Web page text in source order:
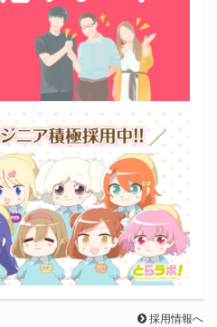
採用情報へ